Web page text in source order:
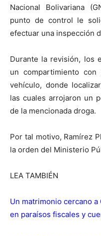
Nacional Bolivariana
punto de control le
efectuar una inspección
Durante la revisión, los
un compartimiento
vehículo, donde
las cuales arrojaron un
de la mencionada droga.
Por tal motivo, Ramírez
la orden del Ministerio
LEA TAMBIÉN
Un matrimonio cercano
en paraísos fiscales y